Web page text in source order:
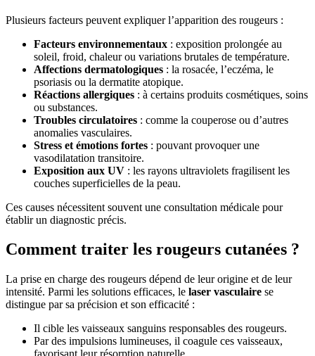
Plusieurs facteurs peuvent expliquer l’apparition des rougeurs :
Facteurs environnementaux : exposition prolongée au
soleil, froid, chaleur ou variations brutales de température.
Affections dermatologiques : la rosacée, l’eczéma, le
psoriasis ou la dermatite atopique.
Réactions allergiques : à certains produits cosmétiques, soins
ou substances.
Troubles circulatoires : comme la couperose ou d’autres
anomalies vasculaires.
Stress et émotions fortes : pouvant provoquer une
vasodilatation transitoire.
Exposition aux UV : les rayons ultraviolets fragilisent les
couches superficielles de la peau.
Ces causes nécessitent souvent une consultation médicale pour
établir un diagnostic précis.
Comment traiter les rougeurs cutanées ?
La prise en charge des rougeurs dépend de leur origine et de leur
intensité. Parmi les solutions efficaces, le laser vasculaire se
distingue par sa précision et son efficacité :
Il cible les vaisseaux sanguins responsables des rougeurs.
Par des impulsions lumineuses, il coagule ces vaisseaux,